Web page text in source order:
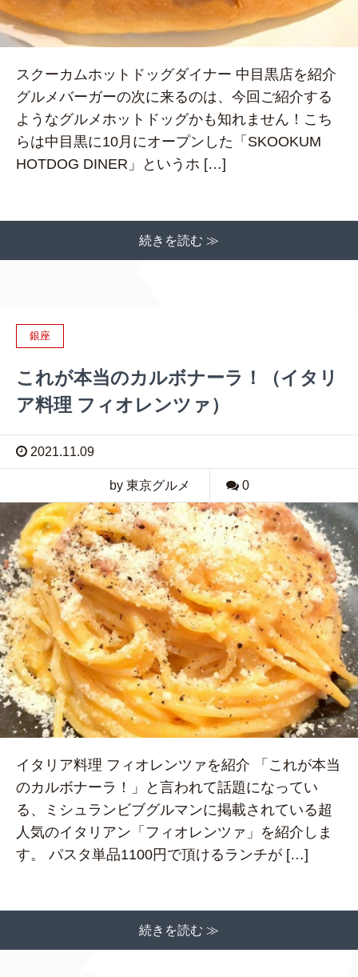
スクーカムホットドッグダイナー 中目黒店を紹介
グルメバーガーの次に来るのは、今回ご紹介する
ようなグルメホットドッグかも知れません！こち
らは中目黒に10月にオープンした「SKOOKUM
HOTDOG DINER」というホ […]
続きを読む ≫
銀座
これが本当のカルボナーラ！（イタリ
ア料理 フィオレンツァ）
2021.11.09
by 東京グルメ 0
イタリア料理 フィオレンツァを紹介 「これが本当
のカルボナーラ！」と言われて話題になってい
る、ミシュランビブグルマンに掲載されている超
人気のイタリアン「フィオレンツァ」を紹介しま
す。 パスタ単品1100円で頂けるランチが […]
続きを読む ≫